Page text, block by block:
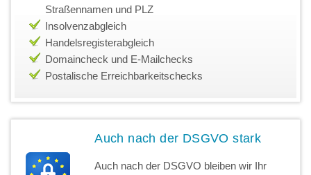
Straßennamen und PLZ
Insolvenzabgleich
Handelsregisterabgleich
Domaincheck und E-Mailchecks
Postalische Erreichbarkeitschecks
Auch nach der DSGVO stark
Auch nach der DSGVO bleiben wir Ihr